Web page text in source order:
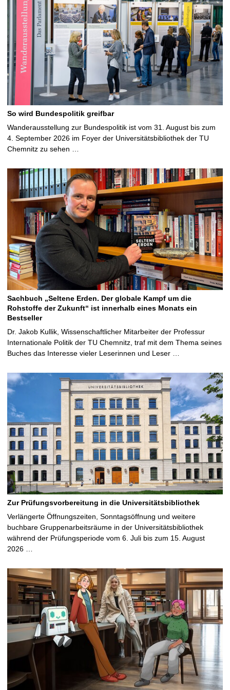
So wird Bundespolitik greifbar
Wanderausstellung zur Bundespolitik ist vom 31. August bis zum
4. September 2026 im Foyer der Universitätsbibliothek der TU
Chemnitz zu sehen …
Sachbuch „Seltene Erden. Der globale Kampf um die
Rohstoffe der Zukunft“ ist innerhalb eines Monats ein
Bestseller
Dr. Jakob Kullik, Wissenschaftlicher Mitarbeiter der Professur
Internationale Politik der TU Chemnitz, traf mit dem Thema seines
Buches das Interesse vieler Leserinnen und Leser …
Zur Prüfungsvorbereitung in die Universitätsbibliothek
Verlängerte Öffnungszeiten, Sonntagsöffnung und weitere
buchbare Gruppenarbeitsräume in der Universitätsbibliothek
während der Prüfungsperiode vom 6. Juli bis zum 15. August
2026 …